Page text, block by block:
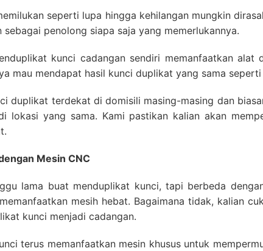
seperti lupa hingga kehilangan mungkin
penolong siapa saja yang memerlukannya.
kunci cadangan sendiri memanfaatkan
mau mendapat hasil kunci duplikat yang sama
duplikat terdekat di domisili masing-masing dan
lokasi yang sama. Kami pastikan kalian akan
Mesin CNC
lama buat menduplikat kunci, tapi berbeda
mesih hebat. Bagaimana tidak, kalian
kunci menjadi cadangan.
terus memanfaatkan mesin khusus untuk